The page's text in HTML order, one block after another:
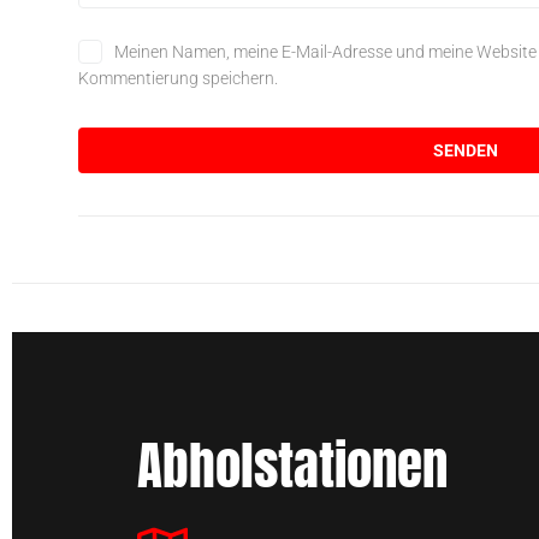
Meinen Namen, meine E-Mail-Adresse und meine
Kommentierung speichern.
Abholstationen